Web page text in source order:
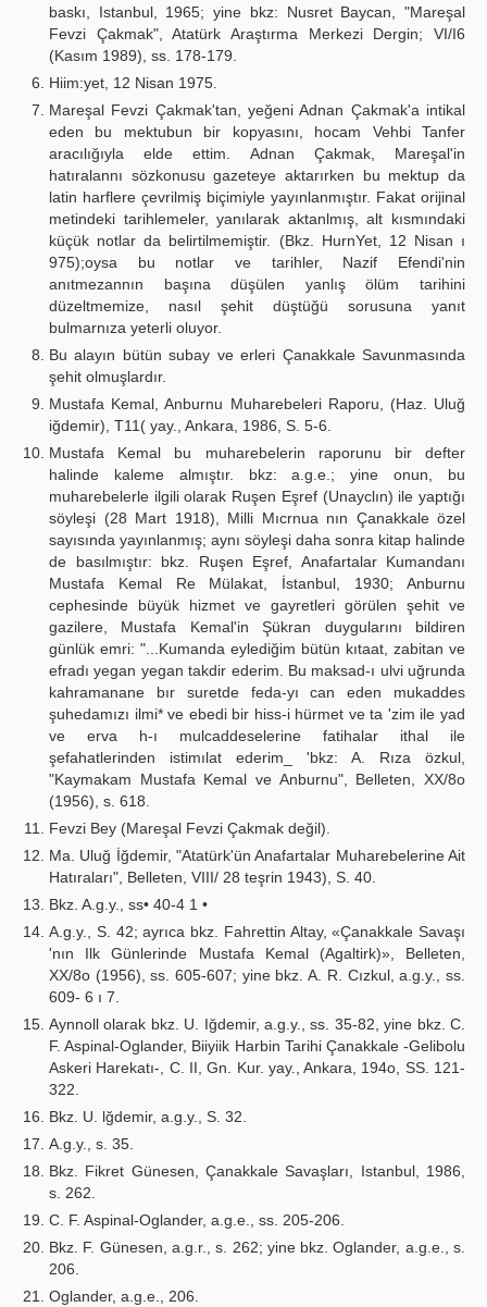
baskı, Istanbul, 1965; yine bkz: Nusret Baycan, "Mareşal
Fevzi Çakmak", Atatürk Araştırma Merkezi Dergin; VI/I6
(Kasım 1989), ss. 178-179.
Hiim:yet, 12 Nisan 1975.
Mareşal Fevzi Çakmak'tan, yeğeni Adnan Çakmak'a intikal
eden bu mektubun bir kopyasını, hocam Vehbi Tanfer
aracılığıyla elde ettim. Adnan Çakmak, Mareşal'in
hatıralannı sözkonusu gazeteye aktarırken bu mektup da
latin harflere çevrilmiş biçimiyle yayınlanmıştır. Fakat orijinal
metindeki tarihlemeler, yanılarak aktanlmış, alt kısmındaki
küçük notlar da belirtilmemiştir. (Bkz. HurnYet, 12 Nisan ı
975);oysa bu notlar ve tarihler, Nazif Efendi'nin
anıtmezannın başına düşülen yanlış ölüm tarihini
düzeltmemize, nasıl şehit düştüğü sorusuna yanıt
bulmarnıza yeterli oluyor.
Bu alayın bütün subay ve erleri Çanakkale Savunmasında
şehit olmuşlardır.
Mustafa Kemal, Anburnu Muharebeleri Raporu, (Haz. Uluğ
iğdemir), T11( yay., Ankara, 1986, S. 5-6.
Mustafa Kemal bu muharebelerin raporunu bir defter
halinde kaleme almıştır. bkz: a.g.e.; yine onun, bu
muharebelerle ilgili olarak Ruşen Eşref (Unayclın) ile yaptığı
söyleşi (28 Mart 1918), Milli Mıcrnua nın Çanakkale özel
sayısında yayınlanmış; aynı söyleşi daha sonra kitap halinde
de basılmıştır: bkz. Ruşen Eşref, Anafartalar Kumandanı
Mustafa Kemal Re Mülakat, İstanbul, 1930; Anburnu
cephesinde büyük hizmet ve gayretleri görülen şehit ve
gazilere, Mustafa Kemal'in Şükran duygularını bildiren
günlük emri: "...Kumanda eylediğim bütün kıtaat, zabitan ve
efradı yegan yegan takdir ederim. Bu maksad-ı ulvi uğrunda
kahramanane bır suretde feda-yı can eden mukaddes
şuhedamızı ilmi* ve ebedi bir hiss-i hürmet ve ta 'zim ile yad
ve erva h-ı mulcaddeselerine fatihalar ithal ile
şefahatlerinden istimılat ederim_ 'bkz: A. Rıza özkul,
"Kaymakam Mustafa Kemal ve Anburnu", Belleten, XX/8o
(1956), s. 618.
Fevzi Bey (Mareşal Fevzi Çakmak değil).
Ma. Uluğ İğdemir, "Atatürk'ün Anafartalar Muharebelerine Ait
Hatıraları", Belleten, VIII/ 28 teşrin 1943), S. 40.
Bkz. A.g.y., ss• 40-4 1 •
A.g.y., S. 42; ayrıca bkz. Fahrettin Altay, «Çanakkale Savaşı
'nın Ilk Günlerinde Mustafa Kemal (Agaltirk)», Belleten,
XX/8o (1956), ss. 605-607; yine bkz. A. R. Cızkul, a.g.y., ss.
609- 6 ı 7.
Aynnoll olarak bkz. U. Iğdemir, a.g.y., ss. 35-82, yine bkz. C.
F. Aspinal-Oglander, Biiyiik Harbin Tarihi Çanakkale -Gelibolu
Askeri Harekatı-, C. II, Gn. Kur. yay., Ankara, 194o, SS. 121-
322.
Bkz. U. lğdemir, a.g.y., S. 32.
A.g.y., s. 35.
Bkz. Fikret Günesen, Çanakkale Savaşları, Istanbul, 1986,
s. 262.
C. F. Aspinal-Oglander, a.g.e., ss. 205-206.
Bkz. F. Günesen, a.g.r., s. 262; yine bkz. Oglander, a.g.e., s.
206.
Oglander, a.g.e., 206.